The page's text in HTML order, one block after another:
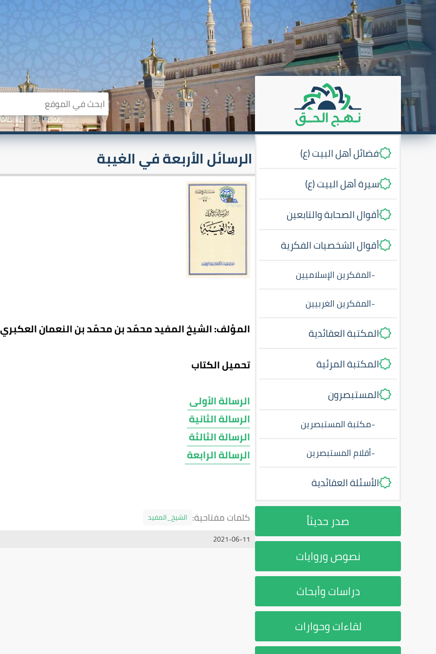
فضائل أهل البيت (ع)
سيرة أهل البيت (ع)
أقوال الصحابة والتابعين
أقوال الشخصيات الفكرية
-المفكرين الإسلاميين
-المفكرين الغربيين
المكتبة العقائدية
المكتبة المرئية
المستبصرون
-مكتبة المستبصرين
-أقلام المستبصرين
الأسئلة العقائدية
صدر حديثاً
نصوص وروايات
دراسات وأبحاث
لقاءات وحوارات
الرسائل الأربعة في الغيبة
المؤلف: الشيخ المفيد محمّد بن محمّد بن النعمان
تحميل الكتاب
الرسالة الأولى
الرسالة الثانية
الرسالة الثالثة
الرسالة الرابعة
كلمات مفتاحية: الشيخ_المفيد
2021-06-11